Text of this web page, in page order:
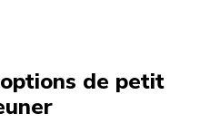
de petit